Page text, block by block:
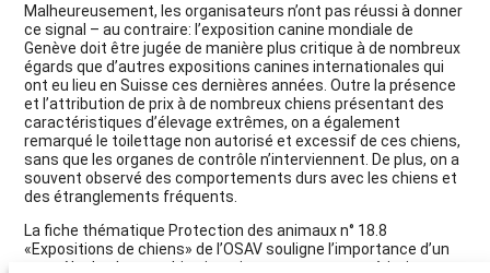
Malheureusement, les organisateurs n’ont pas réussi à donner
ce signal – au contraire: l’exposition canine mondiale de
Genève doit être jugée de manière plus critique à de nombreux
égards que d’autres expositions canines internationales qui
ont eu lieu en Suisse ces dernières années. Outre la présence
et l’attribution de prix à de nombreux chiens présentant des
caractéristiques d’élevage extrêmes, on a également
remarqué le toilettage non autorisé et excessif de ces chiens,
sans que les organes de contrôle n’interviennent. De plus, on a
souvent observé des comportements durs avec les chiens et
des étranglements fréquents.
La fiche thématique Protection des animaux n° 18.8
«Expositions de chiens» de l’OSAV souligne l’importance d’un
contrôle de chaque chien inscrit quant aux caractéristiques